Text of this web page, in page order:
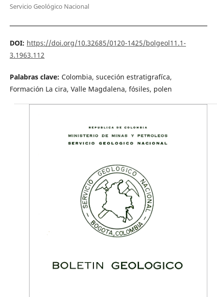
Servicio Geológico Nacional
DOI: https://doi.org/10.32685/0120-1425/bolgeol11.1-
3.1963.112
Palabras clave: Colombia, suceción estratigrafíca,
Formación La cira, Valle Magdalena, fósiles, polen